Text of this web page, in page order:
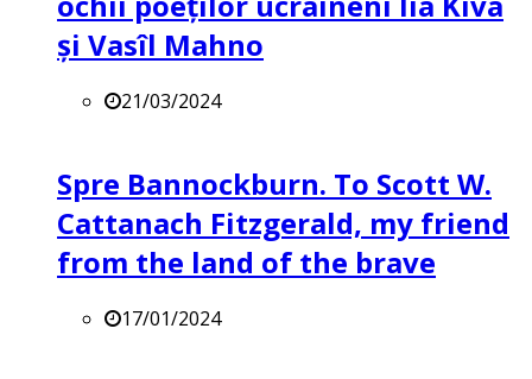
și Vasîl Mahno
21/03/2024
Spre Bannockburn. To Scott W.
Cattanach Fitzgerald, my friend
from the land of the brave
17/01/2024